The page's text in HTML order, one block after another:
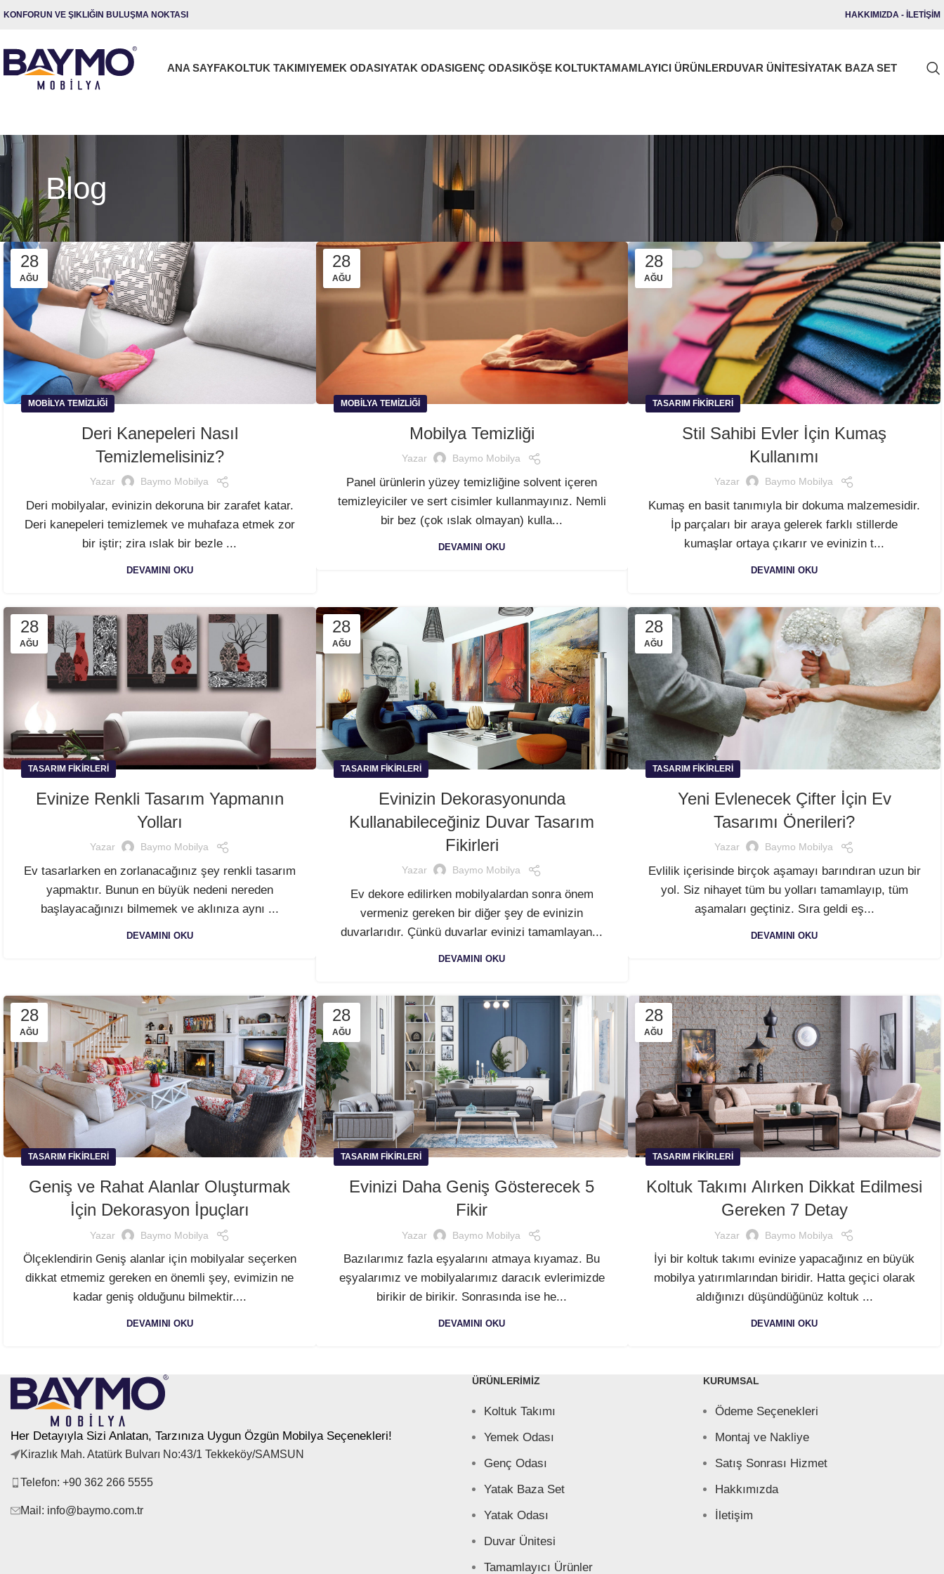
KONFORUN VE ŞIKLIĞIN BULUŞMA NOKTASI HAKKIMIZDA - İLETİŞİM
ANA SAYFAKOLTUK TAKIMIYEMEK ODASIYATAK ODASIGENÇ ODASIKÖŞE KOLTUKTAMAMLAYICI ÜRÜNLERDUVAR ÜNITESIYATAK BAZA SET
Blog
28
AĞU
MOBILYA TEMIZLIĞI
Deri Kanepeleri Nasıl
Temizlemelisiniz?
Yazar Baymo Mobilya
Deri mobilyalar, evinizin dekoruna bir zarafet katar.
Deri kanepeleri temizlemek ve muhafaza etmek zor
bir iştir; zira ıslak bir bezle ...
DEVAMINI OKU
28
AĞU
MOBILYA TEMIZLIĞI
Mobilya Temizliği
Yazar Baymo Mobilya
Panel ürünlerin yüzey temizliğine solvent içeren
temizleyiciler ve sert cisimler kullanmayınız. Nemli
bir bez (çok ıslak olmayan) kulla...
DEVAMINI OKU
28
AĞU
TASARIM FIKIRLERI
Stil Sahibi Evler İçin Kumaş
Kullanımı
Yazar Baymo Mobilya
Kumaş en basit tanımıyla bir dokuma malzemesidir.
İp parçaları bir araya gelerek farklı stillerde
kumaşlar ortaya çıkarır ve evinizin t...
DEVAMINI OKU
28
AĞU
TASARIM FIKIRLERI
Evinize Renkli Tasarım Yapmanın
Yolları
Yazar Baymo Mobilya
Ev tasarlarken en zorlanacağınız şey renkli tasarım
yapmaktır. Bunun en büyük nedeni nereden
başlayacağınızı bilmemek ve aklınıza aynı ...
DEVAMINI OKU
28
AĞU
TASARIM FIKIRLERI
​Evinizin Dekorasyonunda
Kullanabileceğiniz Duvar Tasarım
Fikirleri
Yazar Baymo Mobilya
Ev dekore edilirken mobilyalardan sonra önem
vermeniz gereken bir diğer şey de evinizin
duvarlarıdır. Çünkü duvarlar evinizi tamamlayan...
DEVAMINI OKU
28
AĞU
TASARIM FIKIRLERI
Yeni Evlenecek Çifter İçin Ev
Tasarımı Önerileri?
Yazar Baymo Mobilya
Evlilik içerisinde birçok aşamayı barındıran uzun bir
yol. Siz nihayet tüm bu yolları tamamlayıp, tüm
aşamaları geçtiniz. Sıra geldi eş...
DEVAMINI OKU
28
AĞU
TASARIM FIKIRLERI
Geniş ve Rahat Alanlar Oluşturmak
İçin Dekorasyon İpuçları
Yazar Baymo Mobilya
Ölçeklendirin Geniş alanlar için mobilyalar seçerken
dikkat etmemiz gereken en önemli şey, evimizin ne
kadar geniş olduğunu bilmektir....
DEVAMINI OKU
28
AĞU
TASARIM FIKIRLERI
Evinizi Daha Geniş Gösterecek 5
Fikir
Yazar Baymo Mobilya
Bazılarımız fazla eşyalarını atmaya kıyamaz. Bu
eşyalarımız ve mobilyalarımız daracık evlerimizde
birikir de birikir. Sonrasında ise he...
DEVAMINI OKU
28
AĞU
TASARIM FIKIRLERI
Koltuk Takımı Alırken Dikkat Edilmesi
Gereken 7 Detay
Yazar Baymo Mobilya
İyi bir koltuk takımı evinize yapacağınız en büyük
mobilya yatırımlarından biridir. Hatta geçici olarak
aldığınızı düşündüğünüz koltuk ...
DEVAMINI OKU
Her Detayıyla Sizi Anlatan, Tarzınıza Uygun Özgün Mobilya Seçenekleri!
Kirazlık Mah. Atatürk Bulvarı No:43/1 Tekkeköy/SAMSUN
Telefon: +90 362 266 5555
Mail: info@baymo.com.tr
ÜRÜNLERIMIZ
Koltuk Takımı
Yemek Odası
Genç Odası
Yatak Baza Set
Yatak Odası
Duvar Ünitesi
Tamamlayıcı Ürünler
KURUMSAL
Ödeme Seçenekleri
Montaj ve Nakliye
Satış Sonrası Hizmet
Hakkımızda
İletişim